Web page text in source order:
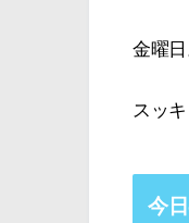
金曜日
スッ
今